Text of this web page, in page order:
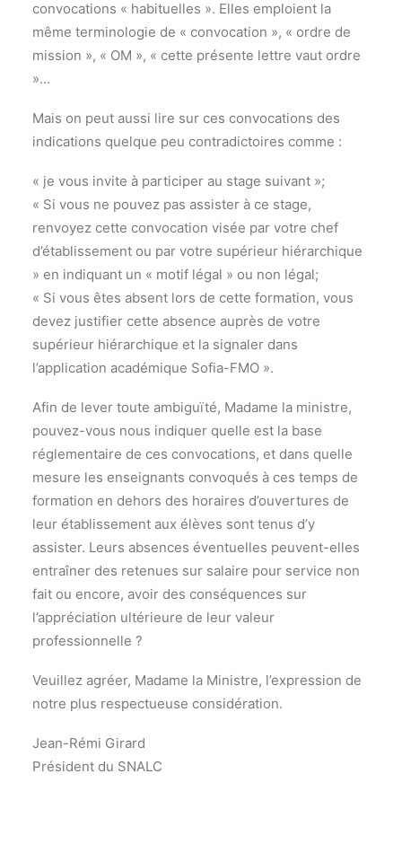
convocations « habituelles ». Elles emploient la
même terminologie de « convocation », « ordre de
mission », « OM », « cette présente lettre vaut ordre
»…
Mais on peut aussi lire sur ces convocations des
indications quelque peu contradictoires comme :
« je vous invite à participer au stage suivant »;
« Si vous ne pouvez pas assister à ce stage,
renvoyez cette convocation visée par votre chef
d’établissement ou par votre supérieur hiérarchique
» en indiquant un « motif légal » ou non légal;
« Si vous êtes absent lors de cette formation, vous
devez justifier cette absence auprès de votre
supérieur hiérarchique et la signaler dans
l’application académique Sofia-FMO ».
Afin de lever toute ambiguïté, Madame la ministre,
pouvez-vous nous indiquer quelle est la base
réglementaire de ces convocations, et dans quelle
mesure les enseignants convoqués à ces temps de
formation en dehors des horaires d’ouvertures de
leur établissement aux élèves sont tenus d’y
assister. Leurs absences éventuelles peuvent-elles
entraîner des retenues sur salaire pour service non
fait ou encore, avoir des conséquences sur
l’appréciation ultérieure de leur valeur
professionnelle ?
Veuillez agréer, Madame la Ministre, l’expression de
notre plus respectueuse considération.
Jean-Rémi Girard
Président du SNALC